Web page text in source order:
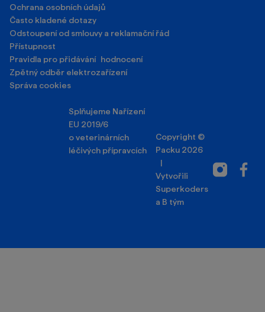
Ochrana osobních údajů
Často kladené dotazy
Odstoupení od smlouvy a reklamační řád
Přístupnost
Pravidla pro přidávání hodnocení
Zpětný odběr elektrozařízení
Správa cookies
Splňujeme Nařízení
EU 2019/6
o veterinárních
léčivých přípravcích
Copyright ©
Packu 2026
|
Vytvořili
Superkoders
a B tým
Instagram